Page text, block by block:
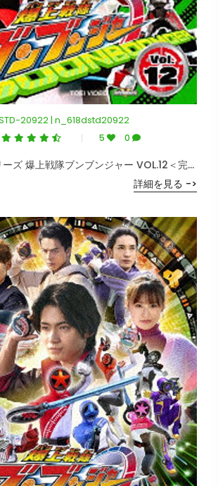
20922 | n_618dstd20922
5 0
スーパー戦隊シリーズ 爆上戦隊ブンブンジャー VOL.12＜完＞
詳細を見る ->